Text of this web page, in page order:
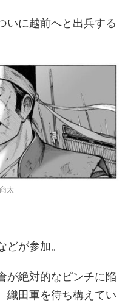
いに越前へと出兵する
太
どが参加。
が絶対的なピンチに陥
田軍を待ち構えてい